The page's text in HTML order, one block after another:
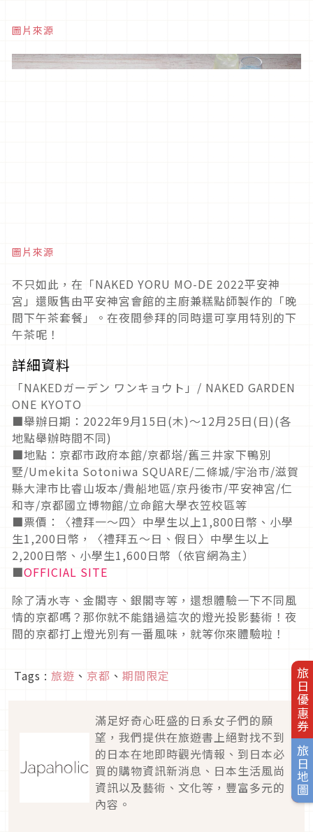
旅日優惠券
旅日地圖
圖片來源
圖片來源
不只如此，在「NAKED YORU MO-DE 2022平安神
宮」還販售由平安神宮會館的主廚兼糕點師製作的「晚
間下午茶套餐」。在夜間參拜的同時還可享用特別的下
午茶呢！
詳細資料
「NAKEDガーデン ワンキョウト」 / NAKED GARDEN
ONE KYOTO
■舉辦日期： 2022年9月15日(木)〜12月25日(日)(各
地點舉辦時間不同)
■地點：京都市政府本館/京都塔/舊三井家下鴨別
墅/Umekita Sotoniwa SQUARE/二條城/宇治市/滋賀
縣大津市比睿山坂本/貴船地區/京丹後市/平安神宮/仁
和寺/京都國立博物館/立命館大學衣笠校區等
■票價：〈禮拜一～四〉中學生以上1,800日幣、小學
生1,200日幣，〈禮拜五～日、假日〉中學生以上
2,200日幣、小學生1,600日幣（依官網為主）
■OFFICIAL SITE
除了清水寺、金閣寺、銀閣寺等，還想體驗一下不同風
情的京都嗎？那你就不能錯過這次的燈光投影藝術！夜
間的京都打上燈光別有一番風味，就等你來體驗啦！
Tags : 旅遊 、 京都 、 期間限定
滿足好奇心旺盛的日系女子們的願
望，我們提供在旅遊書上絕對找不到
的日本在地即時觀光情報、到日本必
買的購物資訊新消息、日本生活風尚
資訊以及藝術、文化等，豐富多元的
內容。